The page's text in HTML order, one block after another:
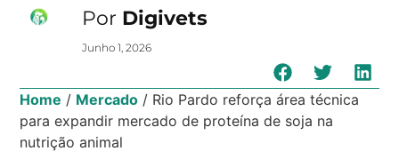
Por Digivets
Junho 1, 2026
Home / Mercado / Rio Pardo reforça área técnica
para expandir mercado de proteína de soja na
nutrição animal